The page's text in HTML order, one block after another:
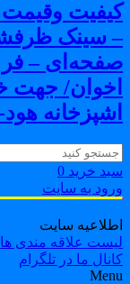
وقیمت
سینک
– فر
جهت
هود-
خرید 0
به سایت
سایت
علاقه مندی ها
ما در تلگرام